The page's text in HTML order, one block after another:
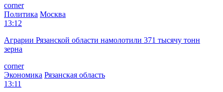
corner
Политика Москва
13:12
Аграрии Рязанской области намолотили 371 тысячу тонн
зерна
corner
Экономика Рязанская область
13:11